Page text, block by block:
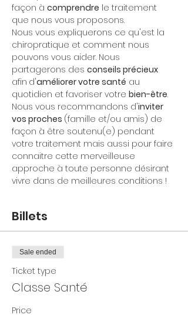
façon à comprendre le traitement
que nous vous proposons.
Nous vous expliquerons ce qu'est la
chiropratique et comment nous
pouvons vous aider. Nous
partagerons des conseils précieux
afin d'améliorer votre santé au
quotidien et favoriser votre bien-être.
Nous vous recommandons d'inviter
vos proches (famille et/ou amis) de
façon à être soutenu(e) pendant
votre traitement mais aussi pour faire
connaitre cette merveilleuse
approche à toute personne désirant
vivre dans de meilleures conditions !
Billets
Sale ended
Ticket type
Classe Santé
Price